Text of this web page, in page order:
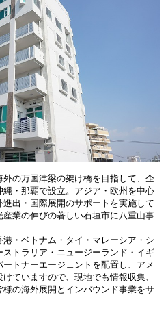
の万国津梁の架け橋を目指して、企
・那覇で設立。アジア・欧州を中心
出・国際展開のサポートを実施して
業の伸びの著しい石垣市に八重山事
・ベトナム・タイ・マレーシア・シ
トラリア・ニュージーランド・イギ
トナーエージェントを配置し、アメ
ていますので、現地でも情報収集、
の海外展開とインバウンド事業をサ